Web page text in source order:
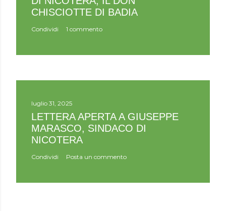
CHISCIOTTE DI BADIA
Condividi 1 commento
luglio 31, 2025
LETTERA APERTA A GIUSEPPE
MARASCO, SINDACO DI
NICOTERA
Condividi Posta un commento